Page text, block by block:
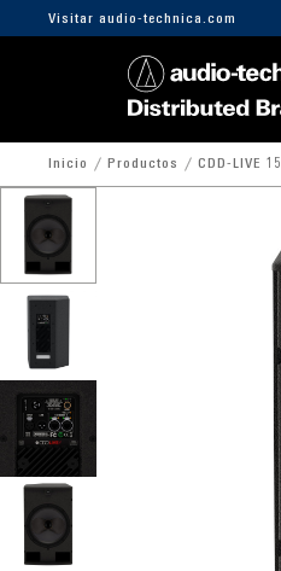
Visitar audio-technica.com
Inicio Productos CDD-LIVE 15